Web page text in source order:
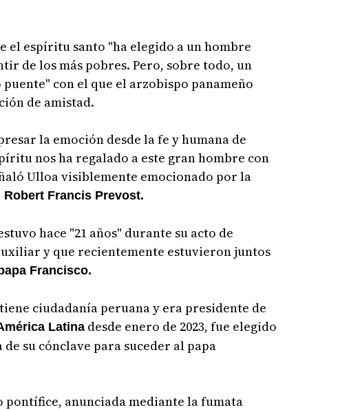
el espíritu santo "ha elegido a un hombre
de los más pobres. Pero, sobre todo, un
con el que el arzobispo panameño
de amistad.
la emoción desde la fe y humana de
nos ha regalado a este gran hombre con
Ulloa visiblemente emocionado por la
Robert Francis Prevost.
hace "21 años" durante su acto de
y que recientemente estuvieron juntos
Francisco.
ciudadanía peruana y era presidente de
Latinadesde enero de 2023, fue elegido
de su cónclave para suceder al papa
pontífice, anunciada mediante la fumata